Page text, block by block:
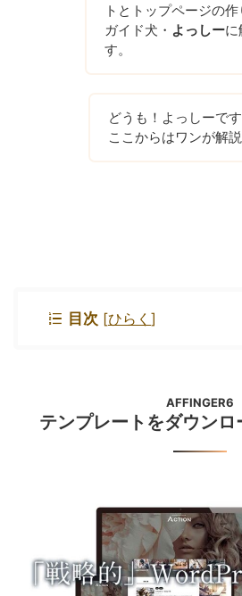
トとトップページの
ガイド犬・ よっしーに
す。
どうも！よっしーです
ここからはワンが解
目次 [ひらく ]
AFFINGER6
テンプレートをダウンロ